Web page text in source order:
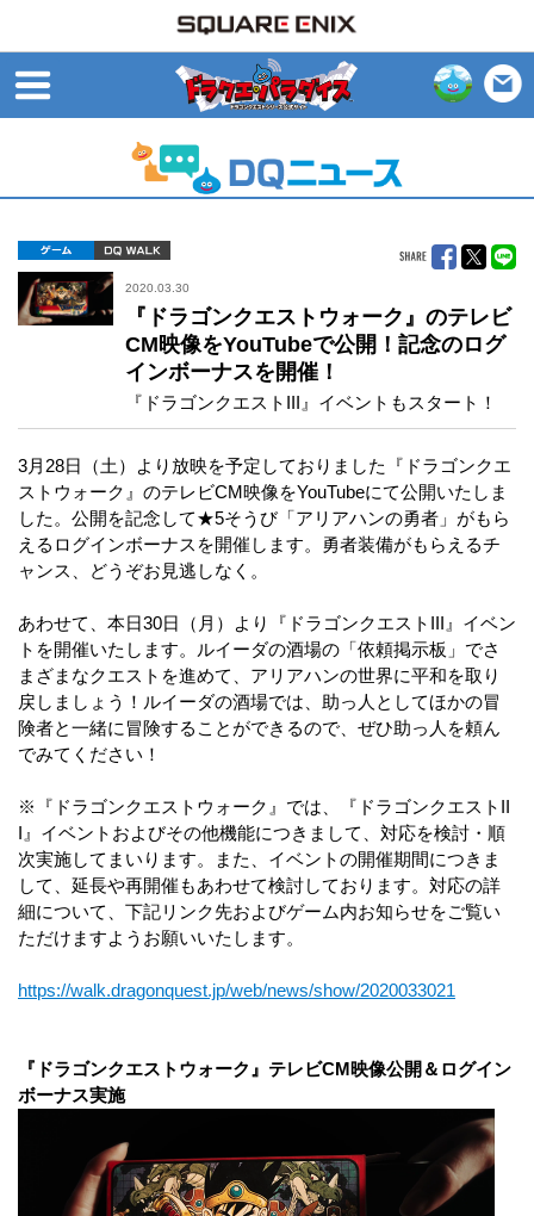
ゲーム
2020.03.30
『ドラゴンクエストウォーク』のテレビ
CM映像をYouTubeで公開！記念のログ
インボーナスを開催！
『ドラゴンクエストIII』イベントもスタート！
3月28日（土）より放映を予定しておりました『ドラゴンクエ
ストウォーク』のテレビCM映像をYouTubeにて公開いたしま
した。公開を記念して★5そうび「アリアハンの勇者」がもら
えるログインボーナスを開催します。勇者装備がもらえるチ
ャンス、どうぞお見逃しなく。
あわせて、本日30日（月）より『ドラゴンクエストIII』イベン
トを開催いたします。ルイーダの酒場の「依頼掲示板」でさ
まざまなクエストを進めて、アリアハンの世界に平和を取り
戻しましょう！ルイーダの酒場では、助っ人としてほかの冒
険者と一緒に冒険することができるので、ぜひ助っ人を頼ん
でみてください！
※『ドラゴンクエストウォーク』では、『ドラゴンクエストII
I』イベントおよびその他機能につきまして、対応を検討・順
次実施してまいります。また、イベントの開催期間につきま
して、延長や再開催もあわせて検討しております。対応の詳
細について、下記リンク先およびゲーム内お知らせをご覧い
ただけますようお願いいたします。
https://walk.dragonquest.jp/web/news/show/2020033021
『ドラゴンクエストウォーク』テレビCM映像公開＆ログイン
ボーナス実施